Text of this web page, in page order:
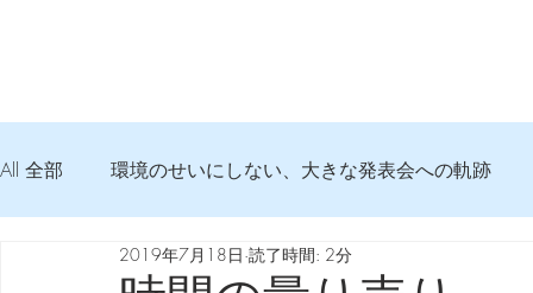
All 全部 環境のせいにしない、大きな発表会への軌跡
弦交換の記録 DTM 始める 知っておきたいコト
2019年7月18日 読了時間: 2分